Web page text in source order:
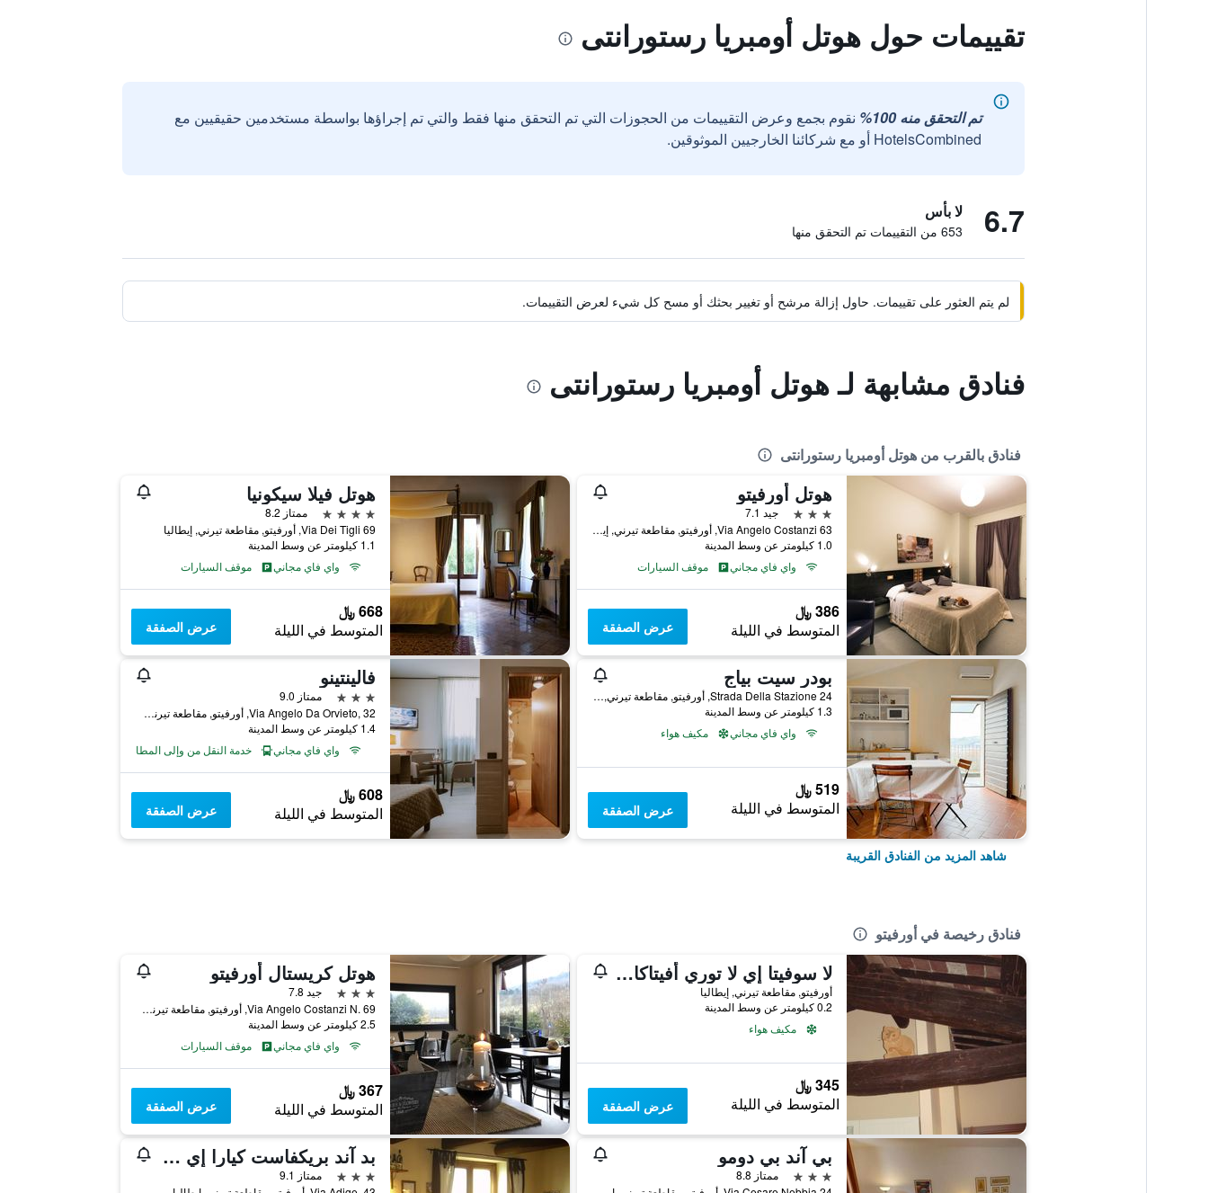
تقييمات حول هوتل أومبريا رستورانتى
تم التحقق منه 100%
نقوم بجمع وعرض التقييمات من الحجوزات التي تم التحقق منها فقط والتي تم إجراؤها بواسطة مستخدمين حقيقيين مع
HotelsCombined أو مع شركائنا الخارجيين الموثوقين.
6.7 لا بأس
653 من التقييمات تم التحقق منها
لم يتم العثور على تقييمات. حاول إزالة مرشح أو تغيير بحثك أو مسح كل شيء لعرض التقييمات.
فنادق مشابهة لـ هوتل أومبريا رستورانتى
فنادق بالقرب من هوتل أومبريا رستورانتى
هوتل أورفيتو
3 نجوم
جيد 7.1
Via Angelo Costanzi 63, أورفيتو, مقاطعة تيرني, إيطاليا
1.0 كيلومتر عن وسط المدينة
واي فاي مجاني
موقف السيارات
386 ﷼
المتوسط في الليلة عرض الصفقة
هوتل فيلا سيكونيا
4 نجوم
ممتاز 8.2
Via Dei Tigli 69, أورفيتو, مقاطعة تيرني, إيطاليا
1.1 كيلومتر عن وسط المدينة
واي فاي مجاني
موقف السيارات
668 ﷼
المتوسط في الليلة عرض الصفقة
بودر سيت بياج
Strada Della Stazione 24, أورفيتو, مقاطعة تيرني, إيطاليا
1.3 كيلومتر عن وسط المدينة
واي فاي مجاني
مكيف هواء
519 ﷼
المتوسط في الليلة عرض الصفقة
فالينتينو
3 نجوم
ممتاز 9.0
Via Angelo Da Orvieto, 32, أورفيتو, مقاطعة تيرني, إيطاليا
1.4 كيلومتر عن وسط المدينة
واي فاي مجاني
خدمة النقل من وإلى المطار
608 ﷼
المتوسط في الليلة عرض الصفقة
شاهد المزيد من الفنادق القريبة
فنادق رخيصة في أورفيتو
لا سوفيتا إي لا توري أفيتاكاميري
أورفيتو, مقاطعة تيرني, إيطاليا
0.2 كيلومتر عن وسط المدينة
مكيف هواء
345 ﷼
المتوسط في الليلة عرض الصفقة
هوتل كريستال أورفيتو
3 نجوم
جيد 7.8
Via Angelo Costanzi N. 69, أورفيتو, مقاطعة تيرني, إيطاليا
2.5 كيلومتر عن وسط المدينة
واي فاي مجاني
موقف السيارات
367 ﷼
المتوسط في الليلة عرض الصفقة
بي آند بي دومو
3 نجوم
ممتاز 8.8
بد آند بريكفاست كيارا إي بينيديتا
3 نجوم
ممتاز 9.1